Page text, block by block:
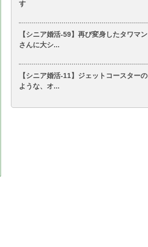
す
【シニア婚活-59】再び変身したタワマン
さんに大シ...
【シニア婚活-11】ジェットコースターの
ような、オ...